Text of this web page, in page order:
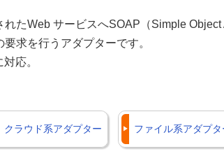
たWeb サービスへSOAP（Simple Object
求を行うアダプターです。
応。
クラウド系アダプター ファイル系アダプタ